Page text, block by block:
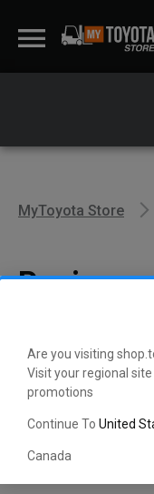
Are you visiting
Visit your regional
promotions
Continue To United
Canada
MyToyota Store
Panier